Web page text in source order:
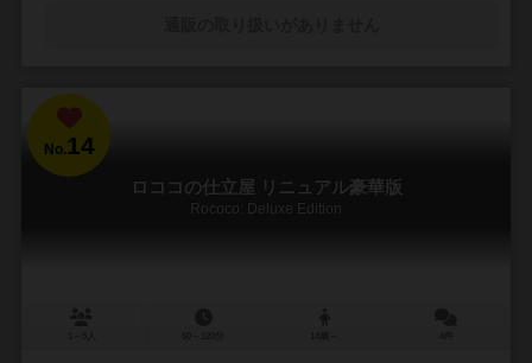
No.14
ロココの仕立屋 リニュアル豪華版
Rococo: Deluxe Edition